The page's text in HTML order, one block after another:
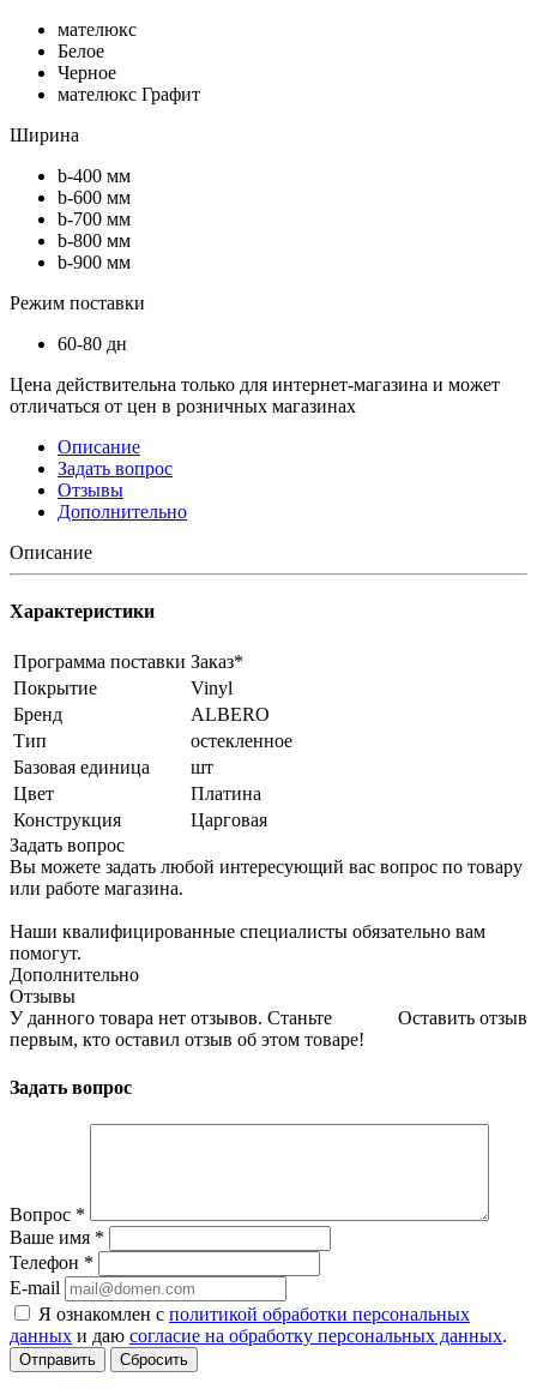
мателюкс
Белое
Черное
мателюкс Графит
Ширина
b-400 мм
b-600 мм
b-700 мм
b-800 мм
b-900 мм
Режим поставки
60-80 дн
Цена действительна только для интернет-магазина и может
отличаться от цен в розничных магазинах
Описание
Задать вопрос
Отзывы
Дополнительно
Описание
Характеристики
Программа поставки Заказ*
Покрытие
Vinyl
Бренд
ALBERO
Тип
остекленное
Базовая единица
шт
Цвет
Платина
Конструкция
Царговая
Задать вопрос
Вы можете задать любой интересующий вас вопрос по товару
или работе магазина.
Наши квалифицированные специалисты обязательно вам
помогут.
Дополнительно
Отзывы
Оставить отзыв
У данного товара нет отзывов. Станьте
первым, кто оставил отзыв об этом товаре!
Задать вопрос
Вопрос *
Ваше имя *
Телефон *
E-mail
Я ознакомлен с политикой обработки персональных
данных и даю согласие на обработку персональных данных.
Сбросить